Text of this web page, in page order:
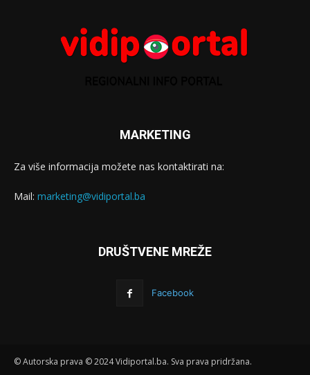
MARKETING
Za više informacija možete nas kontaktirati na:
Mail: marketing@vidiportal.ba
DRUŠTVENE MREŽE
Facebook
© Autorska prava © 2024 Vidiportal.ba. Sva prava pridržana.